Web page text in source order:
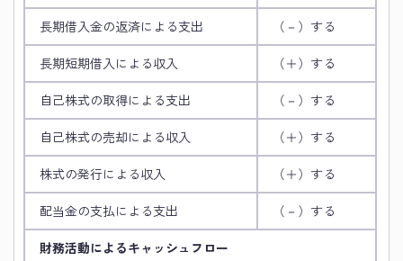
長期借入金の返済による支出 （－）する
長期短期借入による収入 （＋）する
自己株式の取得による支出 （－）する
自己株式の売却による収入 （＋）する
株式の発行による収入 （＋）する
配当金の支払による支出 （－）する
財務活動によるキャッシュフロー